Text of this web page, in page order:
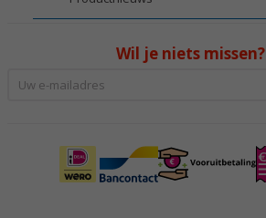
Wil je niets missen?